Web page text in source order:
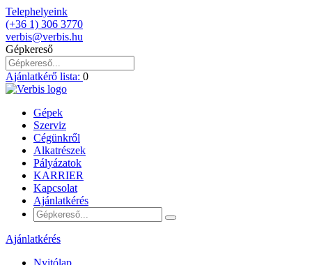
Telephelyeink
(+36 1) 306 3770
verbis@verbis.hu
Gépkereső
Ajánlatkérő lista: 0
Gépek
Szerviz
Cégünkről
Alkatrészek
Pályázatok
KARRIER
Kapcsolat
Ajánlatkérés
Ajánlatkérés
Nyitólap